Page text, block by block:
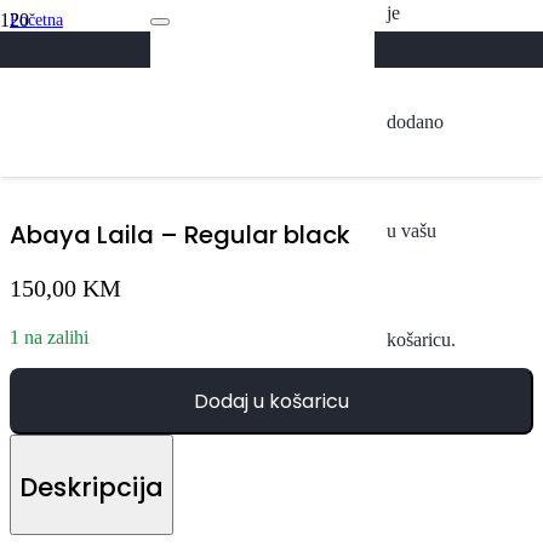
je
dodano
u vašu
košaricu.
Početna
Abaya Laila – Regular black
150,00 KM
1 na zalihi
Dodaj u košaricu
Deskripcija